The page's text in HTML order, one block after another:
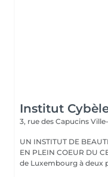
Institut
3, rue des Capucins
UN INSTITUT DE
EN PLEIN COEUR DU CENTRE VILLE
de Luxembourg à deux